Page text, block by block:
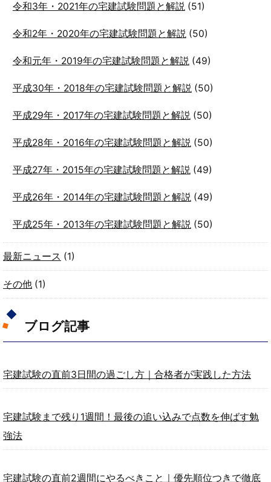
令和3年・2021年の宅建試験問題と解説(51)
令和2年・2020年の宅建試験問題と解説(50)
令和元年・2019年の宅建試験問題と解説(49)
平成30年・2018年の宅建試験問題と解説(50)
平成29年・2017年の宅建試験問題と解説(50)
平成28年・2016年の宅建試験問題と解説(50)
平成27年・2015年の宅建試験問題と解説(49)
平成26年・2014年の宅建試験問題と解説(49)
平成25年・2013年の宅建試験問題と解説(50)
最新ニュース (1)
その他 (1)
ブログ記事
宅建試験の直前3日間の過ごし方｜合格者が実践した方法
宅建試験まで残り1週間！最後の追い込みで点数を伸ばす勉
強法
宅建試験の直前2週間にやるべきこと｜優先順位つきで徹底